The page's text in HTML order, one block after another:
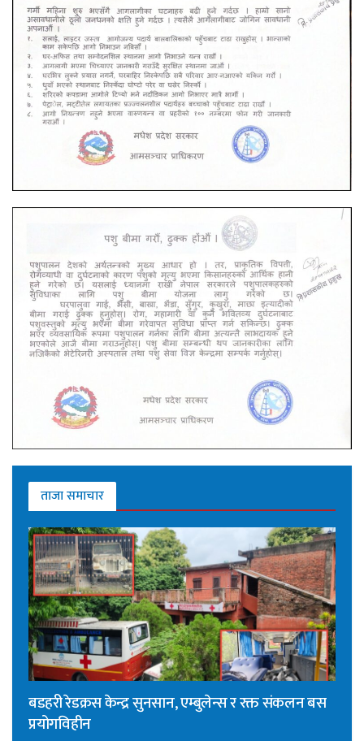
ताजा समाचार
बडहरी रेडक्रस केन्द्र सुनसान, एम्बुलेन्स र रक्त संकलन बस
प्रयोगविहीन